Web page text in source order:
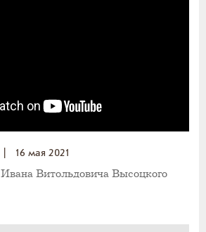
16 мая 2021
Ивана Витольдовича Высоцкого